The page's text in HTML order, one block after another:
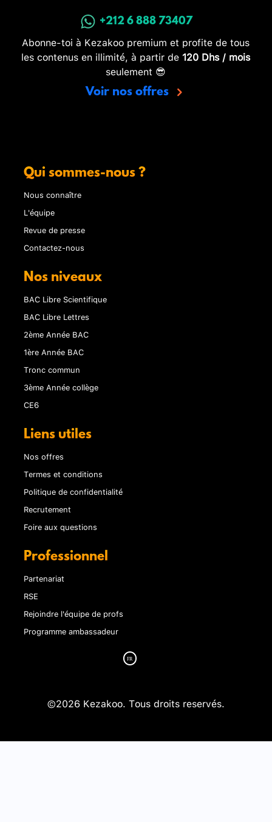
+212 6 888 73407
Abonne-toi à Kezakoo premium et profite de tous
les contenus en illimité, à partir de 120 Dhs / mois
seulement 😎
Voir nos offres
Qui sommes-nous ?
Nous connaître
L'équipe
Revue de presse
Contactez-nous
Nos niveaux
BAC Libre Scientifique
BAC Libre Lettres
2ème Année BAC
1ère Année BAC
Tronc commun
3ème Année collège
CE6
Liens utiles
Nos offres
Termes et conditions
Politique de confidentialité
Recrutement
Foire aux questions
Professionnel
Partenariat
RSE
Rejoindre l'équipe de profs
Programme ambassadeur
©2026 Kezakoo. Tous droits reservés.